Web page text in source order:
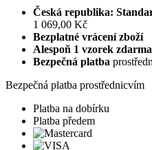
Česká republika:
1 069,00 Kč
Bezplatné vrácení zboží
Alespoň 1 vzorek zdarma
Bezpečná platba
Bezpečná platba prostřednicvím
Platba na dobírku
Platba předem